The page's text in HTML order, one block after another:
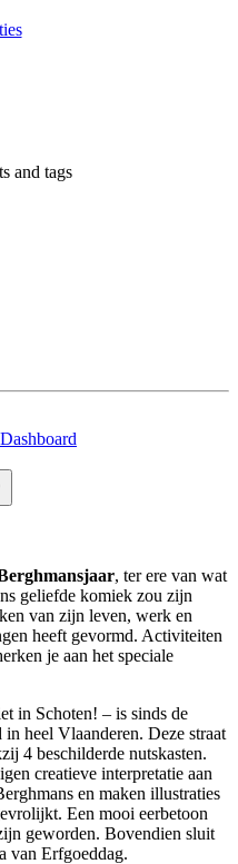
and tags
Dashboard
, ter ere van wat
geliefde komiek zou zijn
van zijn leven, werk en
heeft gevormd. Activiteiten
je aan het speciale
in Schoten! – is sinds de
heel Vlaanderen. Deze straat
4 beschilderde nutskasten.
creatieve interpretatie aan
en maken illustraties
Een mooi eerbetoon
geworden. Bovendien sluit
van Erfgoeddag.